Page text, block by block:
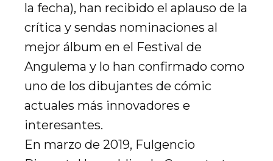
la fecha), han recibido el aplauso de la
crítica y sendas nominaciones al
mejor álbum en el Festival de
Angulema y lo han confirmado como
uno de los dibujantes de cómic
actuales más innovadores e
interesantes.
En marzo de 2019, Fulgencio